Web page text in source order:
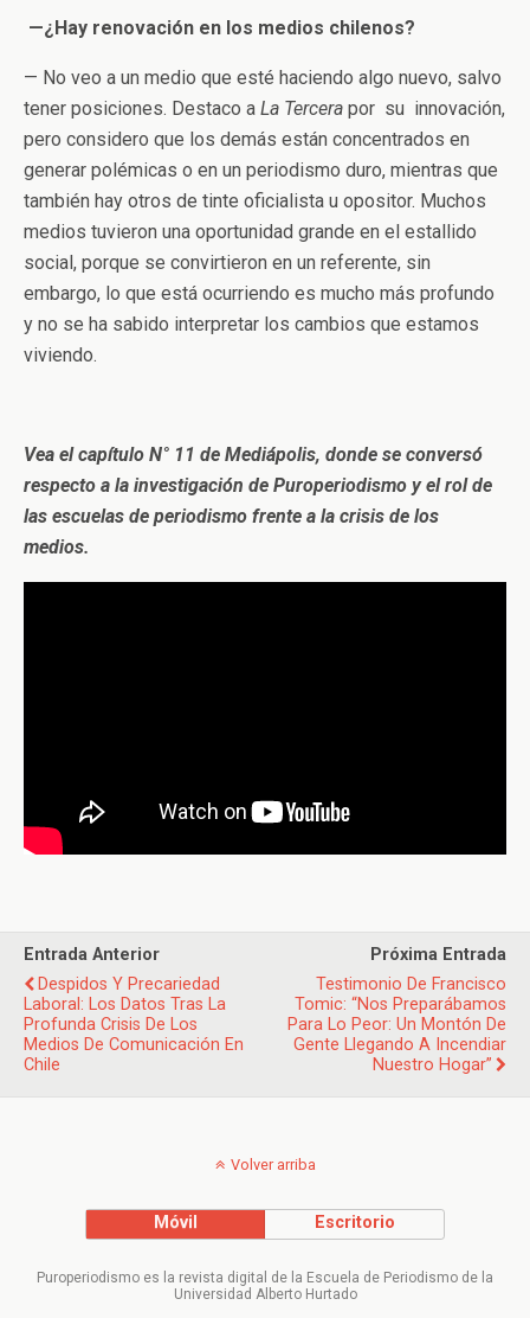
—¿Hay renovación en los medios chilenos?
— No veo a un medio que esté haciendo algo nuevo, salvo
tener posiciones. Destaco a La Tercera por su innovación,
pero considero que los demás están concentrados en
generar polémicas o en un periodismo duro, mientras que
también hay otros de tinte oficialista u opositor. Muchos
medios tuvieron una oportunidad grande en el estallido
social, porque se convirtieron en un referente, sin
embargo, lo que está ocurriendo es mucho más profundo
y no se ha sabido interpretar los cambios que estamos
viviendo.
Vea el capítulo N° 11 de Mediápolis, donde se conversó
respecto a la investigación de Puroperiodismo y el rol de
las escuelas de periodismo frente a la crisis de los
medios.
Entrada Anterior
Despidos Y Precariedad
Laboral: Los Datos Tras La
Profunda Crisis De Los
Medios De Comunicación En
Chile
Próxima Entrada
Testimonio De Francisco
Tomic: “Nos Preparábamos
Para Lo Peor: Un Montón De
Gente Llegando A Incendiar
Nuestro Hogar”
Volver arriba
Móvil Escritorio
Puroperiodismo es la revista digital de la Escuela de Periodismo de la
Universidad Alberto Hurtado